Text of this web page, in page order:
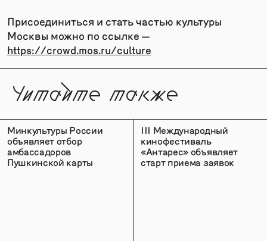
Присоединиться и стать частью культуры
Москвы можно по ссылке —
https://crowd.mos.ru/culture
Читайте также
Минкультуры России
объявляет отбор
амбассадоров
Пушкинской карты
III Международный
кинофестиваль
«Антарес» объявляет
старт приема заявок